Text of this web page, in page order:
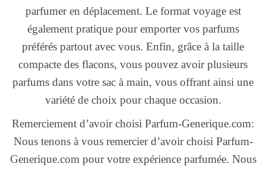
parfumer en déplacement. Le format voyage est
également pratique pour emporter vos parfums
préférés partout avec vous. Enfin, grâce à la taille
compacte des flacons, vous pouvez avoir plusieurs
parfums dans votre sac à main, vous offrant ainsi une
variété de choix pour chaque occasion.
Remerciement d’avoir choisi Parfum-Generique.com:
Nous tenons à vous remercier d’avoir choisi Parfum-
Generique.com pour votre expérience parfumée. Nous